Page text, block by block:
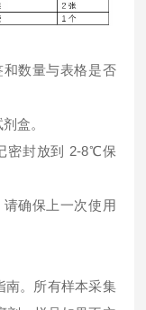
数量与表格是否
盒。
密封放到 2-8℃保
确保上一次使用
南。所有样本采集